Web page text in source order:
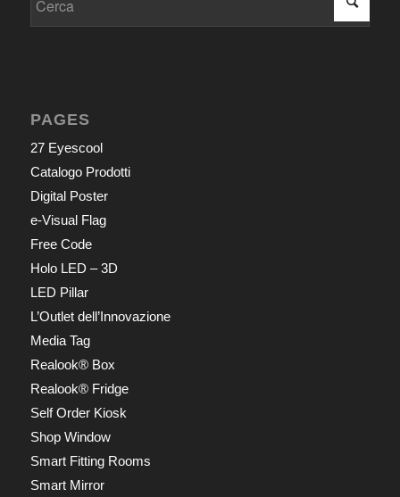
PAGES
27 Eyescool
Catalogo Prodotti
Digital Poster
e-Visual Flag
Free Code
Holo LED – 3D
LED Pillar
L’Outlet dell’Innovazione
Media Tag
Realook® Box
Realook® Fridge
Self Order Kiosk
Shop Window
Smart Fitting Rooms
Smart Mirror